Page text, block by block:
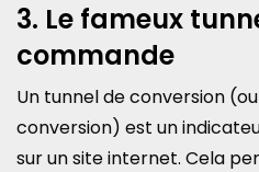
3. Le fameux
commande
Un tunnel de conversion
conversion) est un
sur un site internet. Cela